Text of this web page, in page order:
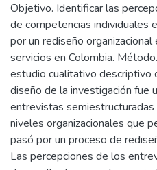
Objetivo. Identificar las
de competencias individuales
por un rediseño
servicios en Colombia.
estudio cualitativo descriptivo
diseño de la investigación fue
entrevistas
niveles organizacionales que
pasó por un proceso de
Las percepciones de los